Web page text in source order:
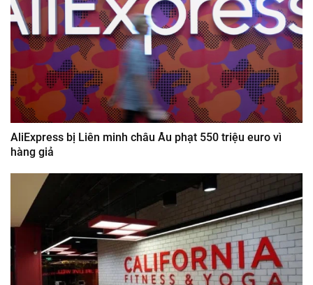
AliExpress bị Liên minh châu Âu phạt 550 triệu euro vì
hàng giả